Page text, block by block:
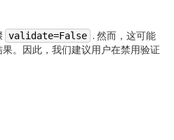
validate=False . 然而，这可能
。因此，我们建议用户在禁用验证